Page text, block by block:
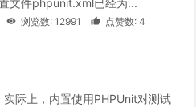
文件phpunit.xml已经为...
浏览数: 12991 点赞数: 4
际上，内置使用PHPUnit对测试